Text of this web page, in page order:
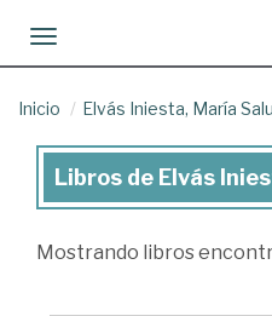
Toggle navigation
Inicio Elvás Iniesta, María
Libros
Elvás
Libros de Elvás
Mostrando libros